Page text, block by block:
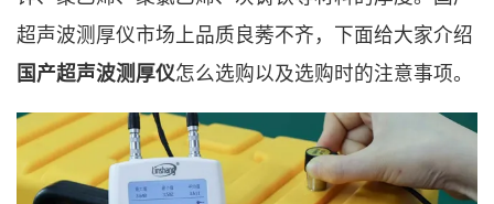
超声波测厚仪市场上品质良莠不齐，下面给大家介绍
国产超声波测厚仪怎么选购以及选购时的注意事项。